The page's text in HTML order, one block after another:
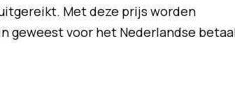
Met deze prijs worden
geweest voor het Nederlandse